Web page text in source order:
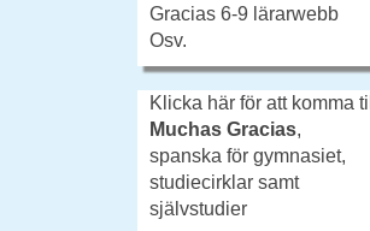
Gracias 6-9 lärarwebb
Osv.
Klicka här för att komma till
Muchas Gracias,
spanska för gymnasiet,
studiecirklar samt
självstudier